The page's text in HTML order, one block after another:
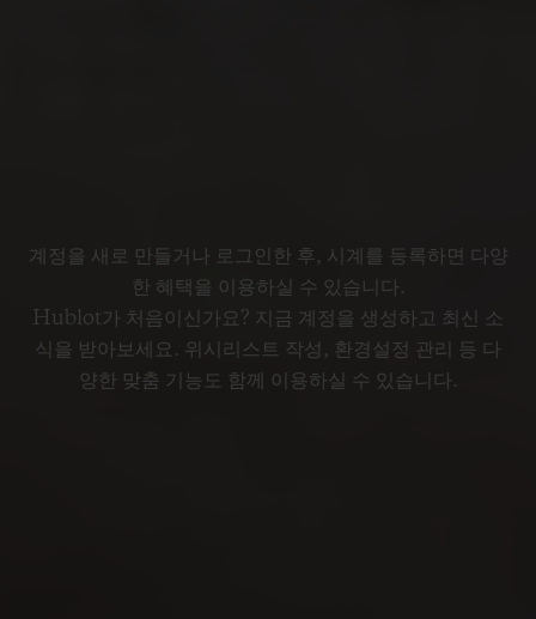
계정을 새로 만들거나 로그인한 후, 시계를 등록하면 다양
한 혜택을 이용하실 수 있습니다.
Hublot가 처음이신가요? 지금 계정을 생성하고 최신 소
식을 받아보세요. 위시리스트 작성, 환경설정 관리 등 다
양한 맞춤 기능도 함께 이용하실 수 있습니다.